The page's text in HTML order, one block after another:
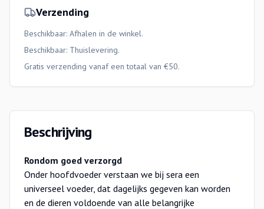
Verzending
Beschikbaar: Afhalen in de winkel.
Beschikbaar: Thuislevering.
Gratis verzending vanaf een totaal van €50.
Beschrijving
Rondom goed verzorgd
Onder hoofdvoeder verstaan we bij sera een
universeel voeder, dat dagelijks gegeven kan worden
en de dieren voldoende van alle belangrijke